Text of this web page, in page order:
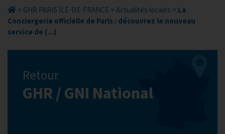
> GHR PARIS ÎLE-DE-FRANCE > Actualités locales > La
Conciergerie officielle de Paris : découvrez le nouveau
service de (...)
Retour
GHR / GNI National